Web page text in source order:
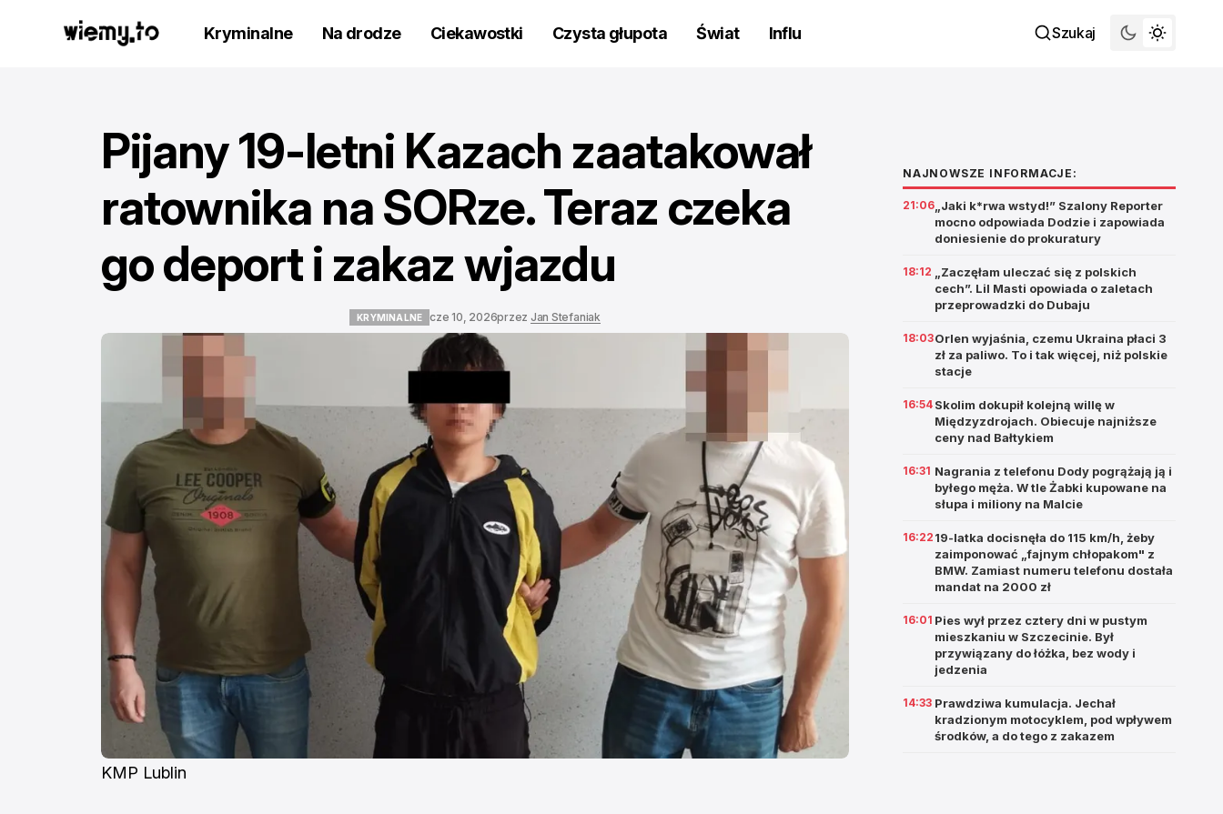
Kryminalne Na drodze Ciekawostki Czysta głupota Świat Influ Szukaj
Pijany 19-letni Kazach zaatakował
ratownika na SORze. Teraz czeka
go deport i zakaz wjazdu
KRYMINALNE cze 10, 2026przez Jan Stefaniak
KMP Lublin
NAJNOWSZE INFORMACJE:
21:06 „Jaki k*rwa wstyd!” Szalony Reporter
mocno odpowiada Dodzie i zapowiada
doniesienie do prokuratury
18:12
„Zaczęłam uleczać się z polskich
cech”. Lil Masti opowiada o zaletach
przeprowadzki do Dubaju
18:03Orlen wyjaśnia, czemu Ukraina płaci 3
zł za paliwo. To i tak więcej, niż polskie
stacje
16:54 Skolim dokupił kolejną willę w
Międzyzdrojach. Obiecuje najniższe
ceny nad Bałtykiem
16:31 Nagrania z telefonu Dody pogrążają ją i
byłego męża. W tle Żabki kupowane na
słupa i miliony na Malcie
16:22 19-latka docisnęła do 115 km/h, żeby
zaimponować „fajnym chłopakom" z
BMW. Zamiast numeru telefonu dostała
mandat na 2000 zł
16:01 Pies wył przez cztery dni w pustym
mieszkaniu w Szczecinie. Był
przywiązany do łóżka, bez wody i
jedzenia
14:33 Prawdziwa kumulacja. Jechał
kradzionym motocyklem, pod wpływem
środków, a do tego z zakazem